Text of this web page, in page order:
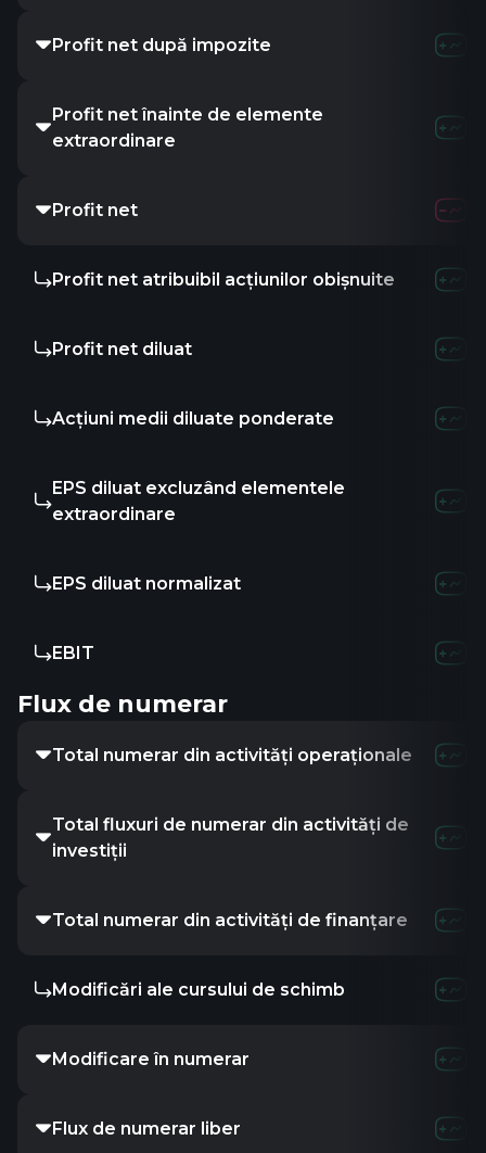
Profit net după impozite
Profit net înainte de elemente
extraordinare
Profit net
Profit net atribuibil acțiunilor obișnuite
Profit net diluat
Acțiuni medii diluate ponderate
EPS diluat excluzând elementele
extraordinare
EPS diluat normalizat
EBIT
Flux de numerar
Total numerar din activități operaționale
Total fluxuri de numerar din activități de
investiții
Total numerar din activități de finanțare
Modificări ale cursului de schimb
Modificare în numerar
Flux de numerar liber